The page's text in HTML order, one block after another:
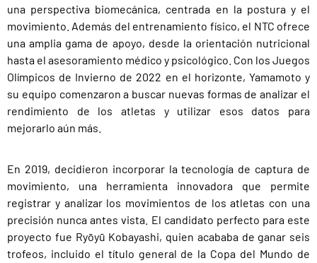
una perspectiva biomecánica, centrada en la postura y el
movimiento. Además del entrenamiento físico, el NTC ofrece
una amplia gama de apoyo, desde la orientación nutricional
hasta el asesoramiento médico y psicológico. Con los Juegos
Olímpicos de Invierno de 2022 en el horizonte, Yamamoto y
su equipo comenzaron a buscar nuevas formas de analizar el
rendimiento de los atletas y utilizar esos datos para
mejorarlo aún más.
En 2019, decidieron incorporar la tecnología de captura de
movimiento, una herramienta innovadora que permite
registrar y analizar los movimientos de los atletas con una
precisión nunca antes vista. El candidato perfecto para este
proyecto fue Ryōyū Kobayashi, quien acababa de ganar seis
trofeos, incluido el título general de la Copa del Mundo de